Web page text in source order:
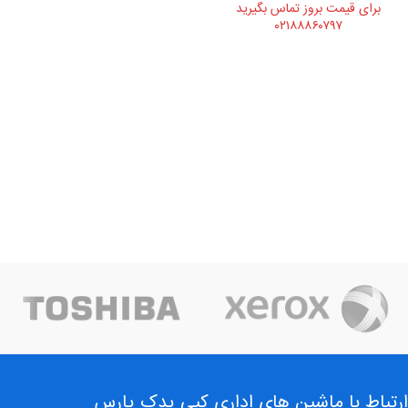
برای قیمت بروز تماس بگیرید
۰۲۱۸۸۸۶۰۷۹۷